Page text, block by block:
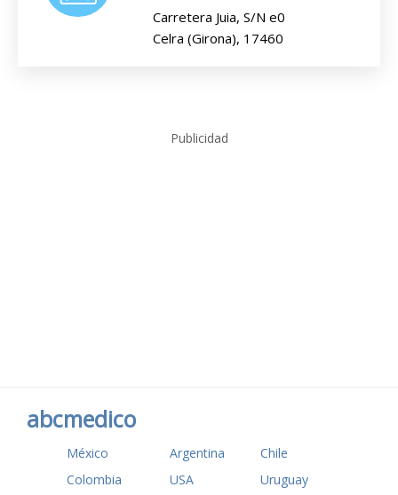
Carretera Juia, S/N e0
Celra (Girona), 17460
Publicidad
abcmedico
México Argentina
Chile
Colombia
USA Uruguay